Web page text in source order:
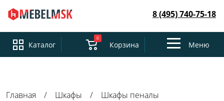
8 (495) 740-75-18
Каталог
0
Корзина
ToggleМеню
Главная Шкафы
Шкафы пеналы